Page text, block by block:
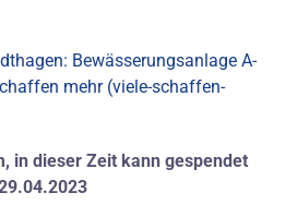
Bewässerungsanlage A-
mehr (viele-schaffen-
in dieser Zeit kann gespendet